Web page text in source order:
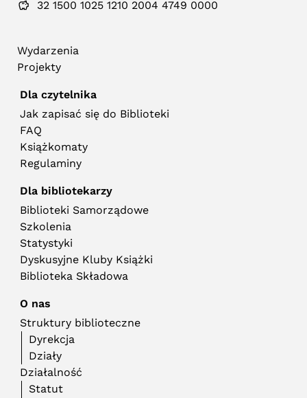
32 1500 1025 1210 2004 4749 0000
Wydarzenia
Projekty
Dla czytelnika
Jak zapisać się do Biblioteki
FAQ
Książkomaty
Regulaminy
Dla bibliotekarzy
Biblioteki Samorządowe
Szkolenia
Statystyki
Dyskusyjne Kluby Książki
Biblioteka Składowa
O nas
Struktury biblioteczne
Dyrekcja
Działy
Działalność
Statut